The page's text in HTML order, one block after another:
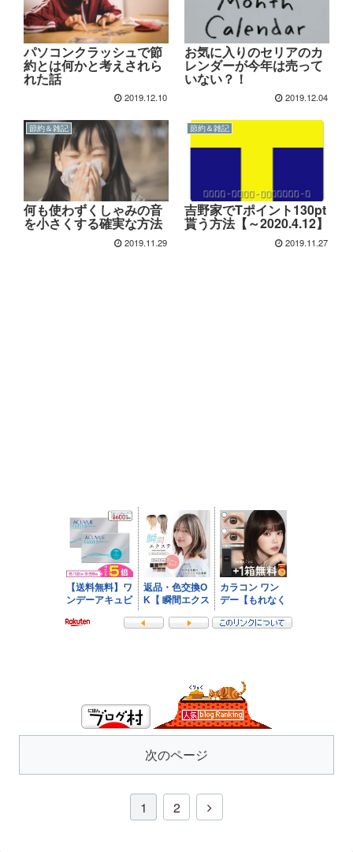
パソコンクラッシュで節
約とは何かと考えされら
れた話
2019.12.10
お気に入りのセリアのカ
レンダーが今年は売って
いない？！
2019.12.04
節約＆雑記
何も使わずくしゃみの音
を小さくする確実な方法
2019.11.29
節約＆雑記
吉野家でTポイント130pt
貰う方法【～2020.4.12】
2019.11.27
次のページ
1 2